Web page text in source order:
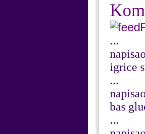
...
igrice
...
bas
...